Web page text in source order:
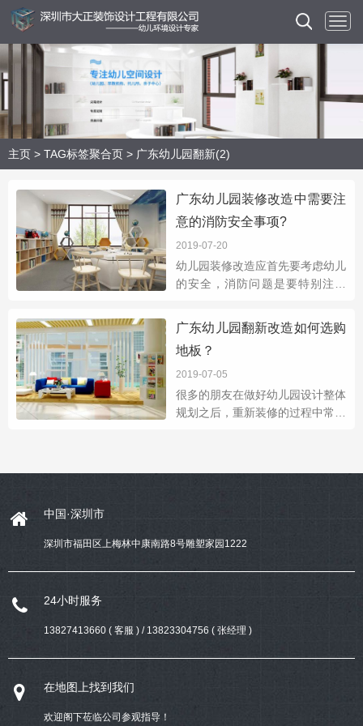
主页 > TAG标签聚合页 > 广东幼儿园翻新(2)
广东幼儿园装修改造中需要注
意的消防安全事项?
2019-07-20
幼儿园装修改造应首先要考虑幼儿
的安全，消防问题是要特别注意
园装修改造中需要注意的消防安全
事项？1.当大多数幼儿园装修改造
时，水、电和气都
广东幼儿园翻新改造如何选购
地板？
2019-07-05
很多的朋友在做好幼儿园设计整体
规划之后，重新装修的过程中常常
中国·深圳市
深圳市福田区上梅林中康南路8号雕塑家园1222
24小时服务
13827413660 ( 客服 ) / 13823304756 ( 张经理 )
在地图上找到我们
欢迎阁下莅临公司参观指导！